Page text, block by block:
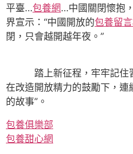
平臺…包養網…中國關閉懷抱
界宣示：“中國開放的包養留
閉，只會越開越年夜。”
踏上新征程，牢牢記住習
在改造開放精力的鼓勵下，連
的故事”。
包養俱樂部
包養甜心網